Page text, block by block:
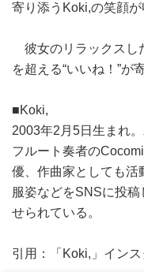
寄り添うKoki,の笑顔が
彼女のリラックスし
を超える“いいね！”が
■Koki,
2003年2月5日生まれ
フルート奏者の
優、作曲家としても活
服姿などをSNSに投
せられている。
引用：「Koki,」インス